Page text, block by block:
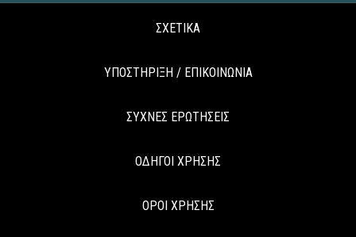
ΣΧΕΤΙΚΑ
ΥΠΟΣΤΗΡΙΞΗ / ΕΠΙΚΟΙΝΩΝΙΑ
ΣΥΧΝΕΣ ΕΡΩΤΗΣΕΙΣ
ΟΔΗΓΟΙ ΧΡΗΣΗΣ
ΟΡΟΙ ΧΡΗΣΗΣ